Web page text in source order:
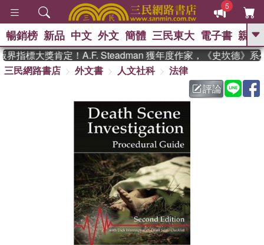
5
GO
熱搜： 東野圭吾 、
父親節 、 如果歷
暑期推薦 、 國際布克
獎 臺灣漫遊錄 、
登輝時代 、 數學女孩：黎曼猜想
偉大的迷走神經
暢銷榜 新品 中文 外文 簡體 三民東大 電子書 親子
指標大獎肯定！A.F. Steadman 獲年度作家，《史坎德》系
三民網路書店
外文書 人文社科
法律
評論